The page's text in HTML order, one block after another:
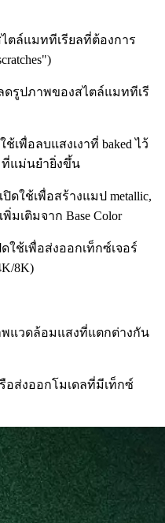
ตล์แมททีเรียลที่ต้องการ
ดรูปภาพของสไตล์แมททีเรี
ช้เพื่อลบแสงเงาที่ baked ไว้
ที่แม่นยำยิ่งขึ้น
ปิดใช้เพื่อสร้างแมป metallic,
พิ่มเติมจาก Base Color
ดใช้เพื่อส่งออกเท็กซ์เจอร์
8K)
แวดล้อมแสงที่แตกต่างกัน
อส่งออกโมเดลที่มีเท็กซ์